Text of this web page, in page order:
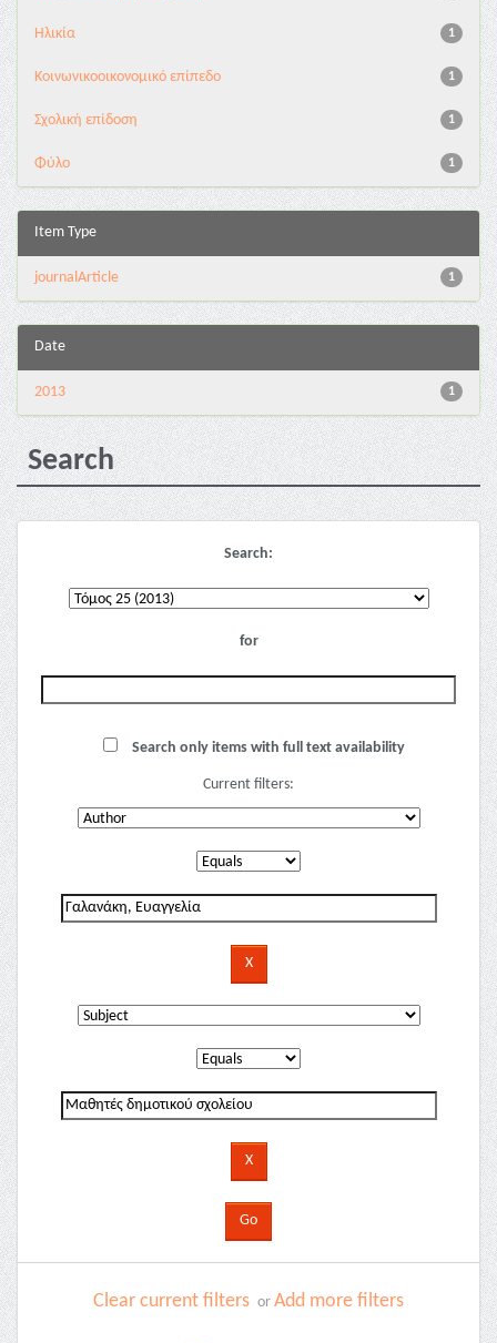
1
Ηλικία
1
Κοινωνικοοικονομικό επίπεδο
1
Σχολική επίδοση
1
Φύλο
Item Type
1
journalArticle
Date
1
2013
Search
Search:
for
Search only items with full text availability
Current filters:
Clear current filters or Add more filters